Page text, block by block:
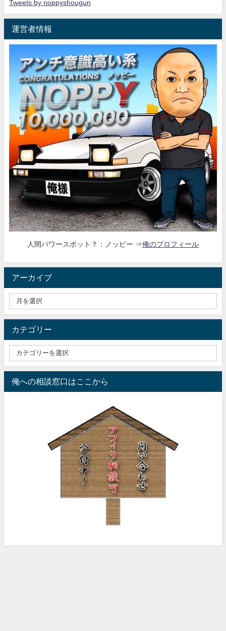
Tweets by noppyshougun
運営者情報
人間パワースポット？：ノッピー ⇒俺のプロフィール
アーカイブ
カテゴリー
俺への相談窓口はここから